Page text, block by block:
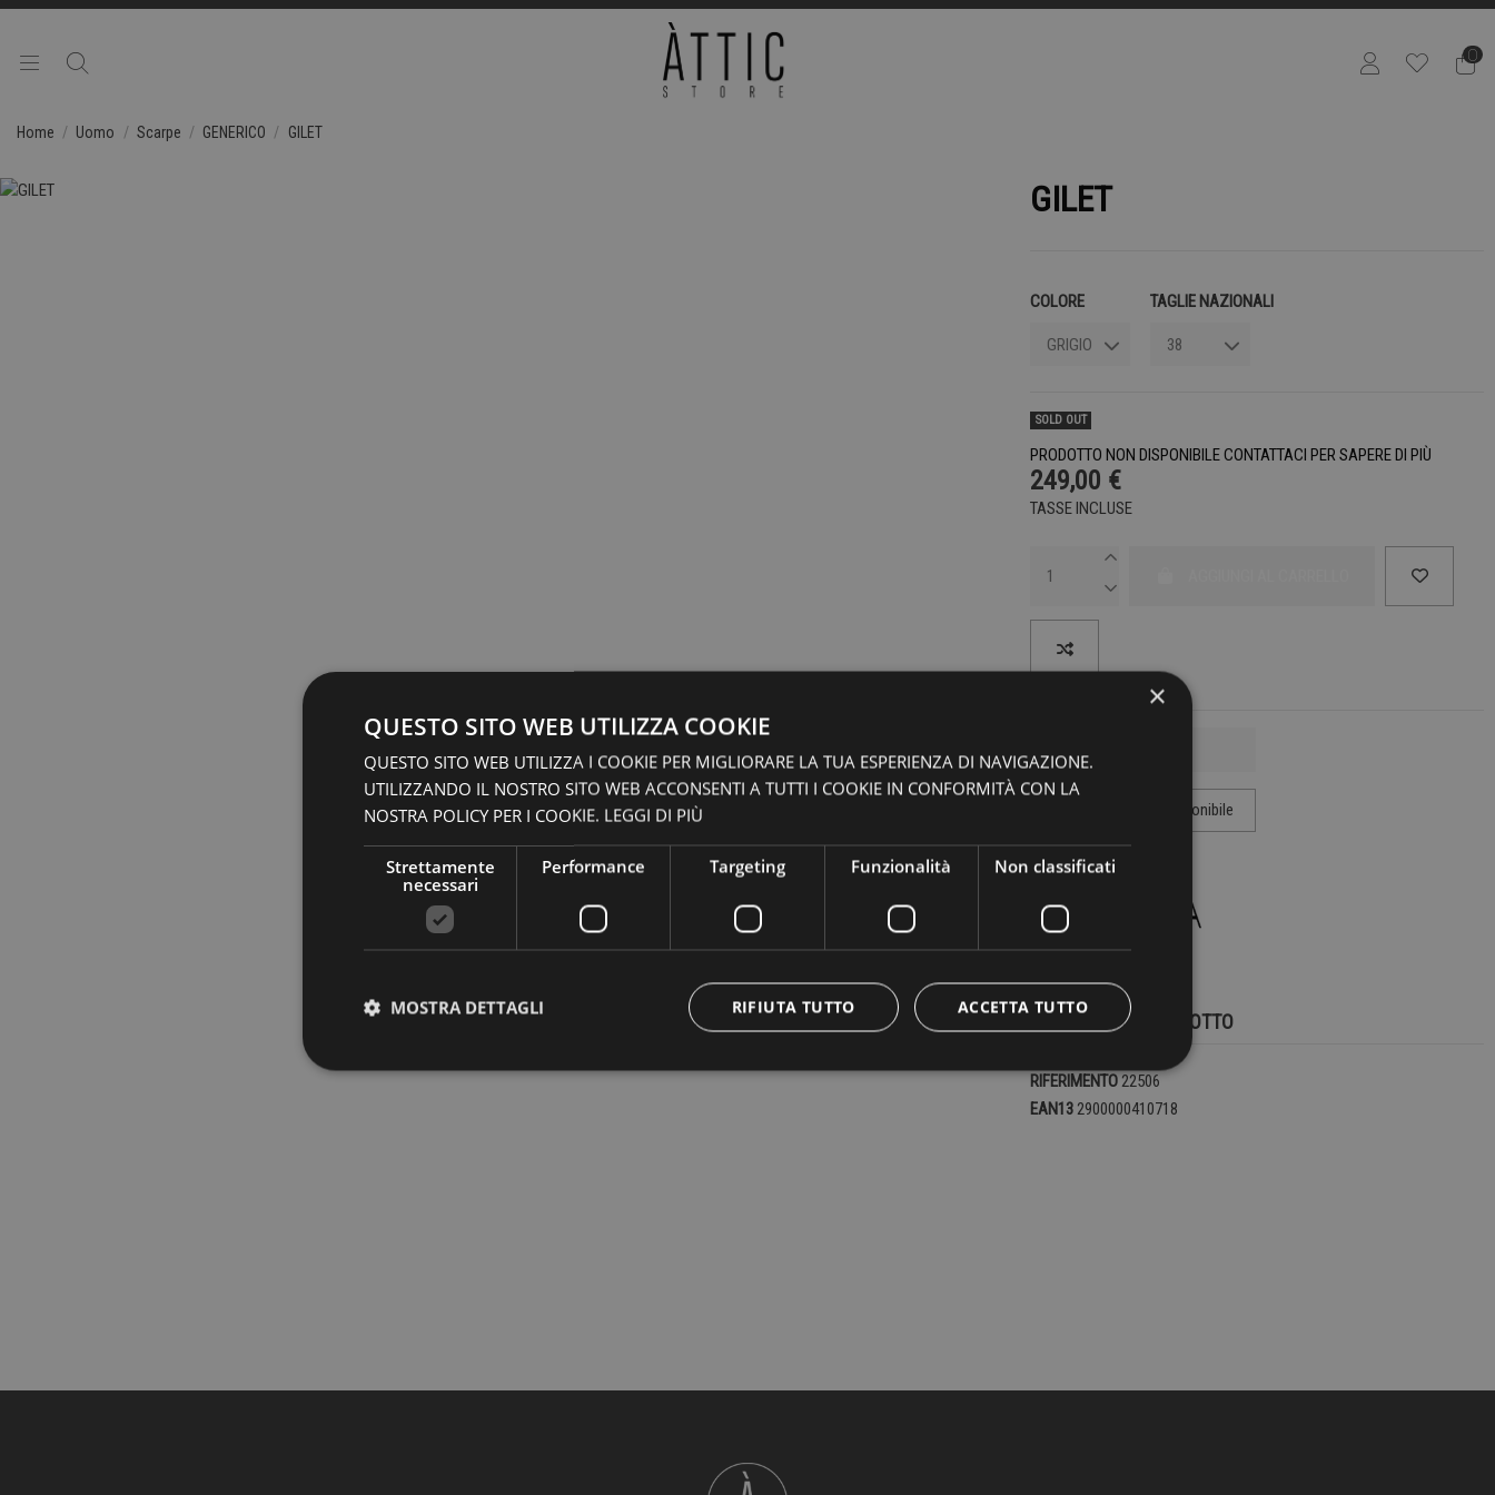
0
Home Uomo Scarpe GENERICO GILET
GILET
COLORE TAGLIE NAZIONALI
SOLD OUT
PRODOTTO NON DISPONIBILE CONTATTACI PER SAPERE DI PIÙ
249,00 €
TASSE INCLUSE
DETTAGLI DEL PRODOTTO
RIFERIMENTO22506
EAN132900000410718
×
QUESTO SITO WEB UTILIZZA COOKIE
QUESTO SITO WEB UTILIZZA I COOKIE PER MIGLIORARE LA TUA ESPERIENZA DI NAVIGAZIONE.
UTILIZZANDO IL NOSTRO SITO WEB ACCONSENTI A TUTTI I COOKIE IN CONFORMITÀ CON LA
NOSTRA POLICY PER I COOKIE. LEGGI DI PIÙ
Strettamente
necessari
Performance Targeting Funzionalità Non classificati
ACCETTA TUTTO
RIFIUTA TUTTO
MOSTRA DETTAGLI